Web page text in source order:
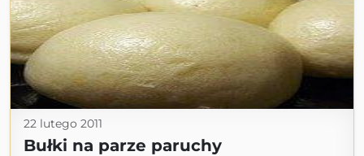
22 lutego 2011
Bułki na parze paruchy